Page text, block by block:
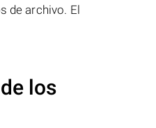
de archivo. El
los